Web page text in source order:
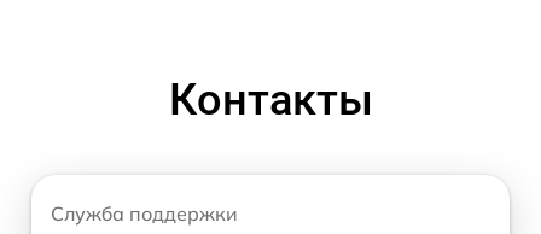
Контакты
Служба поддержки